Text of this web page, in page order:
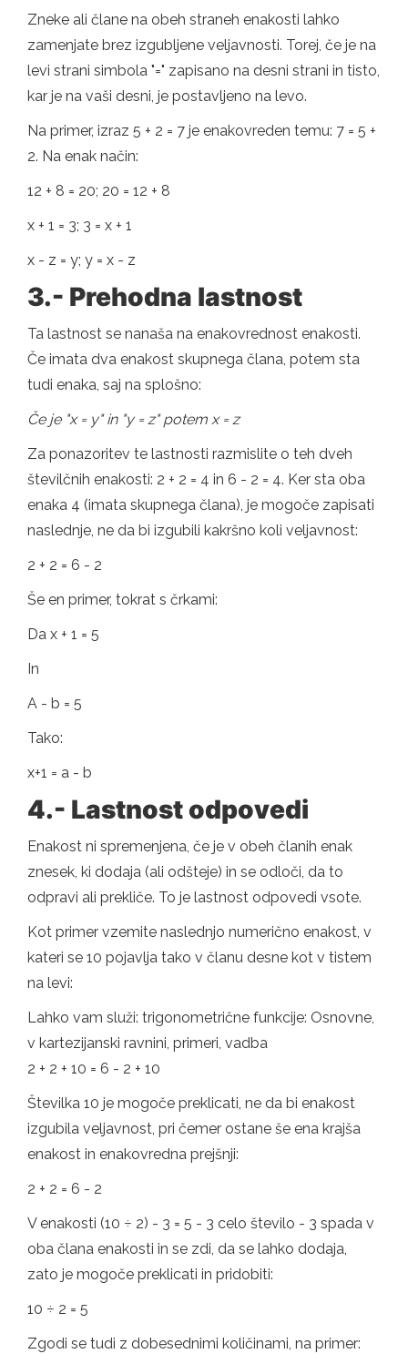
Zneke ali člane na obeh straneh enakosti lahko
zamenjate brez izgubljene veljavnosti. Torej, če je na
levi strani simbola "=" zapisano na desni strani in tisto,
kar je na vaši desni, je postavljeno na levo.
Na primer, izraz 5 + 2 = 7 je enakovreden temu: 7 = 5 +
2. Na enak način:
12 + 8 = 20; 20 = 12 + 8
x + 1 = 3; 3 = x + 1
x - z = y; y = x - z
3.- Prehodna lastnost
Ta lastnost se nanaša na enakovrednost enakosti.
Če imata dva enakost skupnega člana, potem sta
tudi enaka, saj na splošno:
Če je "x = y" in "y = z" potem x = z
Za ponazoritev te lastnosti razmislite o teh dveh
številčnih enakosti: 2 + 2 = 4 in 6 - 2 = 4. Ker sta oba
enaka 4 (imata skupnega člana), je mogoče zapisati
naslednje, ne da bi izgubili kakršno koli veljavnost:
2 + 2 = 6 - 2
Še en primer, tokrat s črkami:
Da x + 1 = 5
In
A - b = 5
Tako:
x+1 = a - b
4.- Lastnost odpovedi
Enakost ni spremenjena, če je v obeh članih enak
znesek, ki dodaja (ali odšteje) in se odloči, da to
odpravi ali prekliče. To je lastnost odpovedi vsote.
Kot primer vzemite naslednjo numerično enakost, v
kateri se 10 pojavlja tako v članu desne kot v tistem
na levi:
Lahko vam služi: trigonometrične funkcije: Osnovne,
v kartezijanski ravnini, primeri, vadba
2 + 2 + 10 = 6 - 2 + 10
Številka 10 je mogoče preklicati, ne da bi enakost
izgubila veljavnost, pri čemer ostane še ena krajša
enakost in enakovredna prejšnji:
2 + 2 = 6 - 2
V enakosti (10 ÷ 2) - 3 = 5 - 3 celo število - 3 spada v
oba člana enakosti in se zdi, da se lahko dodaja,
zato je mogoče preklicati in pridobiti:
10 ÷ 2 = 5
Zgodi se tudi z dobesednimi količinami, na primer: